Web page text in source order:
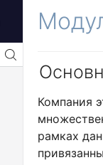
Компания
рамках